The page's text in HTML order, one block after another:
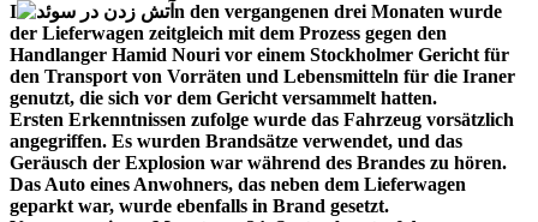
I
n den vergangenen drei Monaten wurde
der Lieferwagen zeitgleich mit dem Prozess gegen den
Handlanger Hamid Nouri vor einem Stockholmer Gericht für
den Transport von Vorräten und Lebensmitteln für die Iraner
genutzt, die sich vor dem Gericht versammelt hatten.
Ersten Erkenntnissen zufolge wurde das Fahrzeug vorsätzlich
angegriffen. Es wurden Brandsätze verwendet, und das
Geräusch der Explosion war während des Brandes zu hören.
Das Auto eines Anwohners, das neben dem Lieferwagen
geparkt war, wurde ebenfalls in Brand gesetzt.